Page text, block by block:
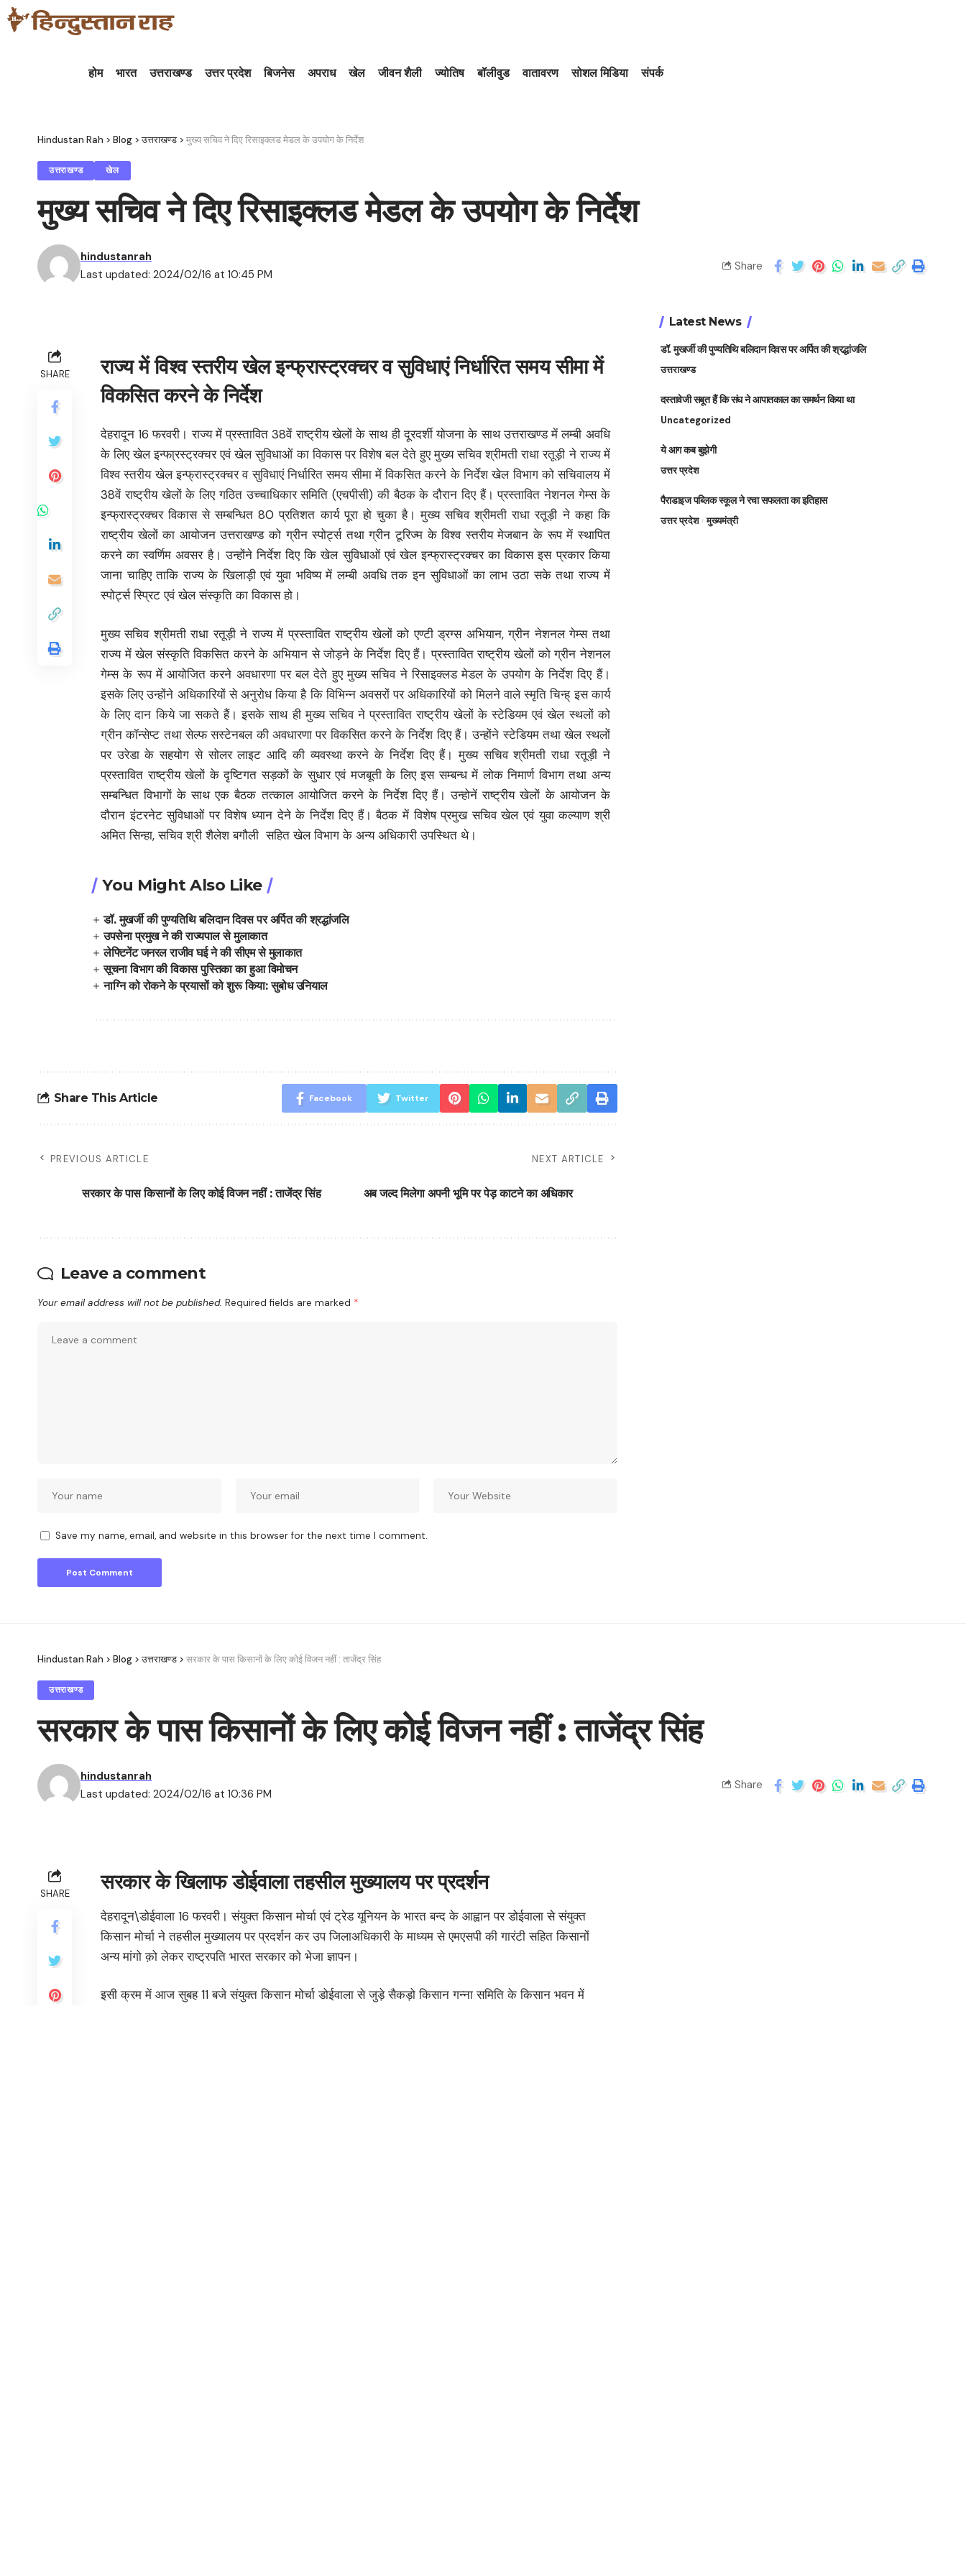
होम भारत उत्तराखण्ड उत्तर प्रदेश बिजनेस अपराध खेल जीवन शैली ज्योतिष बॉलीवुड वातावरण सोशल मिडिया संपर्क
Hindustan Rah > Blog >उत्तराखण्ड > मुख्य सचिव ने दिए रिसाइक्लड मेडल के उपयोग के निर्देश
उत्तराखण्ड खेल
मुख्य सचिव ने दिए रिसाइक्लड मेडल के उपयोग के निर्देश
Last updated: 2024/02/16 at 10:45 PM
hindustanrah
Share
SHARE
राज्य में विश्व स्तरीय खेल इन्फ्रास्ट्रक्चर व सुविधाएं निर्धारित समय सीमा में
विकसित करने के निर्देश
देहरादून 16 फरवरी। राज्य में प्रस्तावित 38वें राष्ट्रीय खेलों के साथ ही दूरदर्शी योजना के साथ उत्तराखण्ड में लम्बी अवधि
के लिए खेल इन्फा्रस्ट्रक्चर एवं खेल सुविधाओं का विकास पर विशेष बल देते हुए मुख्य सचिव श्रीमती राधा रतूड़ी ने राज्य में
विश्व स्तरीय खेल इन्फ्रास्ट्रक्चर व सुविधाएं निर्धारित समय सीमा में विकसित करने के निर्देश खेल विभाग को सचिवालय में
38वें राष्ट्रीय खेलों के लिए गठित उच्चाधिकार समिति (एचपीसी) की बैठक के दौरान दिए हैं। प्रस्तावित नेशनल गेम्स के
इन्फ्रास्ट्रक्चर विकास से सम्बन्धित 80 प्रतिशत कार्य पूरा हो चुका है। मुख्य सचिव श्रीमती राधा रतूड़ी ने कहा कि
राष्ट्रीय खेलों का आयोजन उत्तराखण्ड को ग्रीन स्पोर्ट्स तथा ग्रीन टूरिज्म के विश्व स्तरीय मेजबान के रूप में स्थापित
करने का स्वर्णिम अवसर है। उन्होंने निर्देश दिए कि खेल सुविधाओं एवं खेल इन्फ्रास्ट्रक्चर का विकास इस प्रकार किया
जाना चाहिए ताकि राज्य के खिलाड़ी एवं युवा भविष्य में लम्बी अवधि तक इन सुविधाओं का लाभ उठा सके तथा राज्य में
स्पोर्ट्स स्प्रिट एवं खेल संस्कृति का विकास हो।
मुख्य सचिव श्रीमती राधा रतूड़ी ने राज्य में प्रस्तावित राष्ट्रीय खेलों को एण्टी ड्रग्स अभियान, ग्रीन नेशनल गेम्स तथा
राज्य में खेल संस्कृति विकसित करने के अभियान से जोड़ने के निर्देश दिए हैं। प्रस्तावित राष्ट्रीय खेलों को ग्रीन नेशनल
गेम्स के रूप में आयोजित करने अवधारणा पर बल देते हुए मुख्य सचिव ने रिसाइक्लड मेडल के उपयोग के निर्देश दिए हैं।
इसके लिए उन्होंने अधिकारियों से अनुरोध किया है कि विभिन्न अवसरों पर अधिकारियों को मिलने वाले स्मृति चिन्ह् इस कार्य
के लिए दान किये जा सकते हैं। इसके साथ ही मुख्य सचिव ने प्रस्तावित राष्ट्रीय खेलों के स्टेडियम एवं खेल स्थलों को
ग्रीन कॉन्सेप्ट तथा सेल्फ सस्टेनबल की अवधारणा पर विकसित करने के निर्देश दिए हैं। उन्होंने स्टेडियम तथा खेल स्थलों
पर उरेडा के सहयोग से सोलर लाइट आदि की व्यवस्था करने के निर्देश दिए हैं। मुख्य सचिव श्रीमती राधा रतूड़ी ने
प्रस्तावित राष्ट्रीय खेलों के दृष्टिगत सड़कों के सुधार एवं मजबूती के लिए इस सम्बन्ध में लोक निमार्ण विभाग तथा अन्य
सम्बन्धित विभागों के साथ एक बैठक तत्काल आयोजित करने के निर्देश दिए हैं। उन्होनें राष्ट्रीय खेलों के आयोजन के
दौरान इंटरनेट सुविधाओं पर विशेष ध्यान देने के निर्देश दिए हैं। बैठक में विशेष प्रमुख सचिव खेल एवं युवा कल्याण श्री
अमित सिन्हा, सचिव श्री शैलेश बगौली सहित खेल विभाग के अन्य अधिकारी उपस्थित थे।
You Might Also Like
डॉ. मुखर्जी की पुण्यतिथि बलिदान दिवस पर अर्पित की श्रद्धांजलि
उपसेना प्रमुख ने की राज्यपाल से मुलाकात
लेफ्टिनेंट जनरल राजीव घई ने की सीएम से मुलाकात
सूचना विभाग की विकास पुस्तिका का हुआ विमोचन
नाग्नि को रोकने के प्रयासों को शुरू किया: सुबोध उनियाल
Share This Article Facebook Twitter
PREVIOUS ARTICLE
सरकार के पास किसानों के लिए कोई विजन नहीं : ताजेंद्र सिंह
NEXT ARTICLE
अब जल्द मिलेगा अपनी भूमि पर पेड़ काटने का अधिकार
Leave a comment
Your email address will not be published. Required fields are marked *
Save my name, email, and website in this browser for the next time I comment.
Latest News
डॉ. मुखर्जी की पुण्यतिथि बलिदान दिवस पर अर्पित की श्रद्धांजलि
उत्तराखण्ड
दस्तावेजी सबूत हैं कि संघ ने आपातकाल का समर्थन किया था
Uncategorized
ये आग कब बुझेगी
उत्तर प्रदेश
पैराडाइज पब्लिक स्कूल ने रचा सफलता का इतिहास
उत्तर प्रदेश मुख्यमंत्री
Hindustan Rah > Blog >उत्तराखण्ड > सरकार के पास किसानों के लिए कोई विजन नहीं : ताजेंद्र सिंह
उत्तराखण्ड
सरकार के पास किसानों के लिए कोई विजन नहीं : ताजेंद्र सिंह
Last updated: 2024/02/16 at 10:36 PM
hindustanrah
Share
SHARE सरकार के खिलाफ डोईवाला तहसील मुख्यालय पर प्रदर्शन
देहरादून\डोईवाला 16 फरवरी। संयुक्त किसान मोर्चा एवं ट्रेड यूनियन के भारत बन्द के आह्वान पर डोईवाला से संयुक्त
किसान मोर्चा ने तहसील मुख्यालय पर प्रदर्शन कर उप जिलाअधिकारी के माध्यम से एमएसपी की गारंटी सहित किसानों
अन्य मांगो क़ो लेकर राष्ट्रपति भारत सरकार को भेजा ज्ञापन।
इसी क्रम में आज सुबह 11 बजे संयुक्त किसान मोर्चा डोईवाला से जुड़े सैकड़ो किसान गन्ना समिति के किसान भवन में